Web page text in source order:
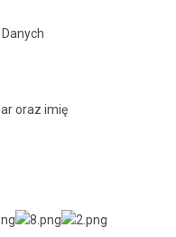
oraz imię